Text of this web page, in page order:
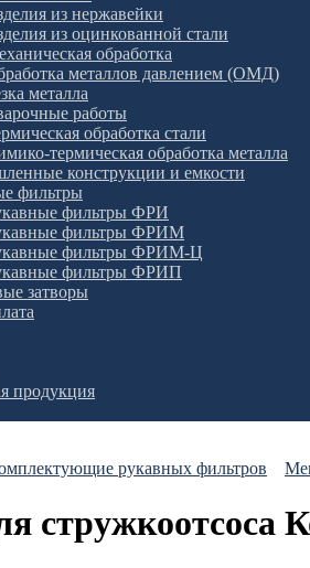
из нержавейки
из оцинкованной стали
обработка
металлов давлением (ОМД)
металла
работы
обработка стали
термическая обработка металла
конструкции и емкости
фильтры
фильтры ФРИ
фильтры ФРИМ
фильтры ФРИМ-Ц
фильтры ФРИП
затворы
продукция
рукавных фильтров
стружкоотсоса